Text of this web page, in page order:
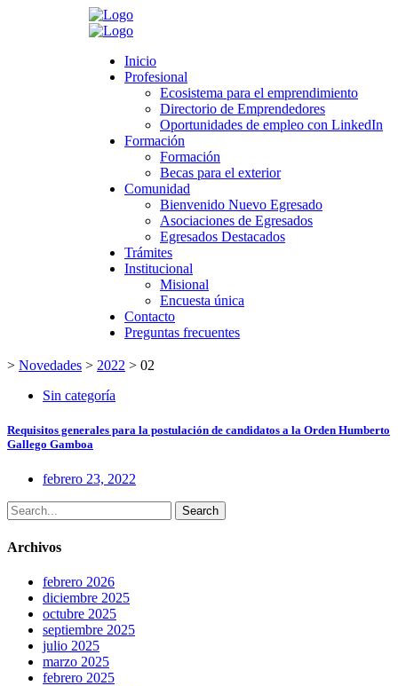
Inicio
Profesional
Ecosistema para el emprendimiento
Directorio de Emprendedores
Oportunidades de empleo con LinkedIn
Formación
Formación
Becas para el exterior
Comunidad
Bienvenido Nuevo Egresado
Asociaciones de Egresados
Egresados Destacados
Trámites
Institucional
Misional
Encuesta única
Contacto
Preguntas frecuentes
Ecosistema para el emprendimiento
Directorio de Emprendedores
Oportunidades de empleo con LinkedIn
Becas para el exterior
Bienvenido Nuevo Egresado
Asociaciones de Egresados
Egresados Destacados
Institucional
Encuesta única
Preguntas frecuentes
> Novedades > 2022 > 02
Sin categoría
Requisitos generales para la postulación de candidatos a la Orden Humberto
Gallego Gamboa
febrero 23, 2022
Search
Archivos
febrero 2026
diciembre 2025
octubre 2025
septiembre 2025
julio 2025
marzo 2025
febrero 2025